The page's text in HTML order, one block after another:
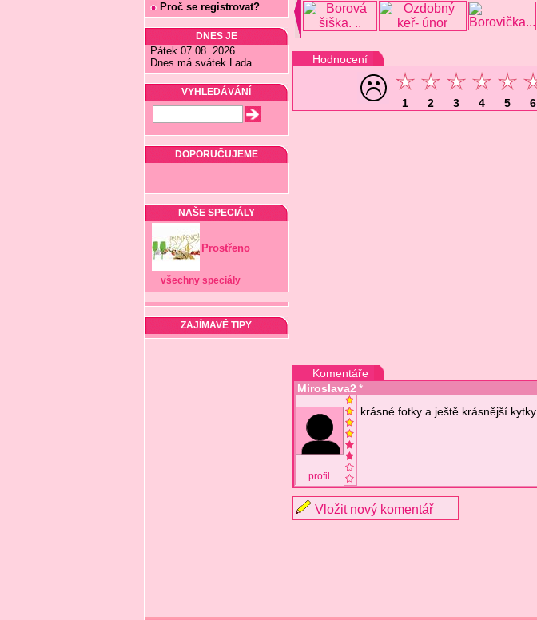
Proč se registrovat?
DNES JE
Pátek 07.08. 2026
Dnes má svátek Lada
VYHLEDÁVÁNÍ
DOPORUČUJEME
NAŠE SPECIÁLY
Prostřeno
všechny speciály
ZAJÍMAVÉ TIPY
Hodnocení
1 2 3 4 5 6
Komentáře
Miroslava2 *
profil
krásné fotky a ještě krásnější kytky
Vložit nový komentář